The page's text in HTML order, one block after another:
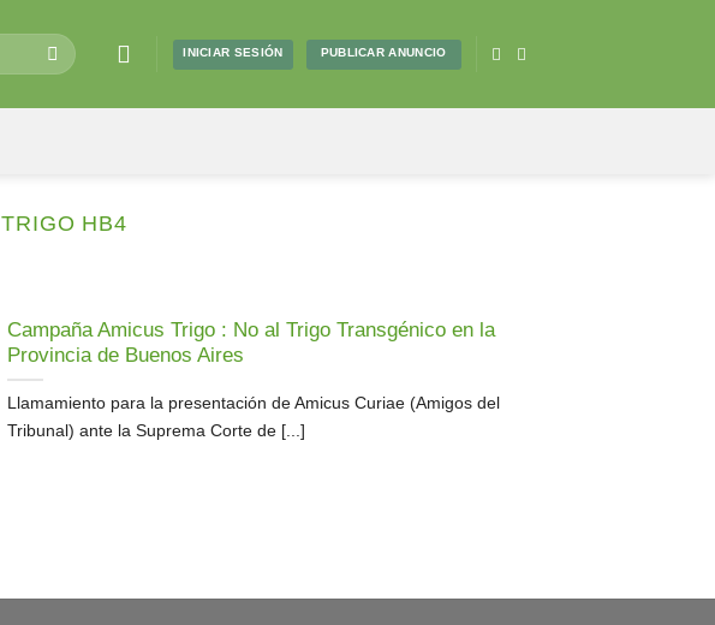
INICIAR SESIÓN PUBLICAR ANUNCIO
TRIGO HB4
Campaña Amicus Trigo : No al Trigo Transgénico en la
Provincia de Buenos Aires
Llamamiento para la presentación de Amicus Curiae (Amigos del
Tribunal) ante la Suprema Corte de [...]